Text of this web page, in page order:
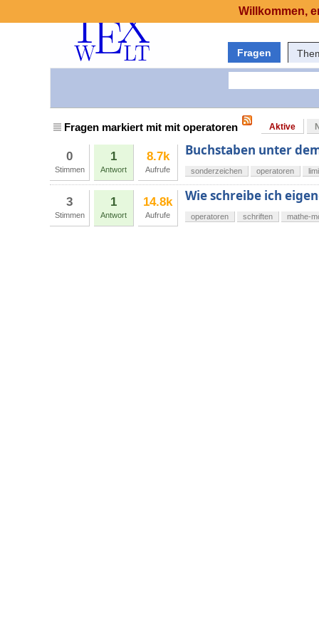
Fragen
Fragen markiert mit mit operatoren Aktive
0
Stimmen
1
Antwort
8.7k
Aufrufe
Buchstaben unter
sonderzeichen operatoren
3
Stimmen
1
Antwort
14.8k
Aufrufe
Wie schreibe ich
operatoren schriften mathe-
Willkommen,